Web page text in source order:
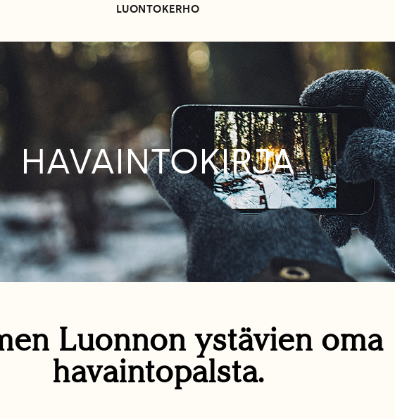
LUONTOKERHO
HAVAINTOKIRJA
Luonnon ystävien oma
havaintopalsta.